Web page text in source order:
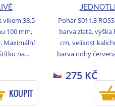
víkem 38,5
100 mm,
Maximální
na...
KOUPIT
Pohár S011.3
barva zlatá, výška
cm, velikost
barva nohy
275 KČ